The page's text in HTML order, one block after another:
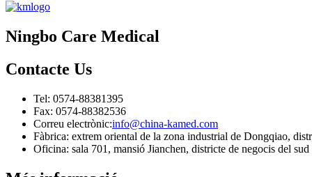
Ningbo Care Medical
Contacte Us
Tel: 0574-88381395
Fax: 0574-88382536
Correu electrònic:info@china-kamed.com
Fàbrica: extrem oriental de la zona industrial de Dongqiao,
Oficina: sala 701, mansió Jianchen, districte de negocis del